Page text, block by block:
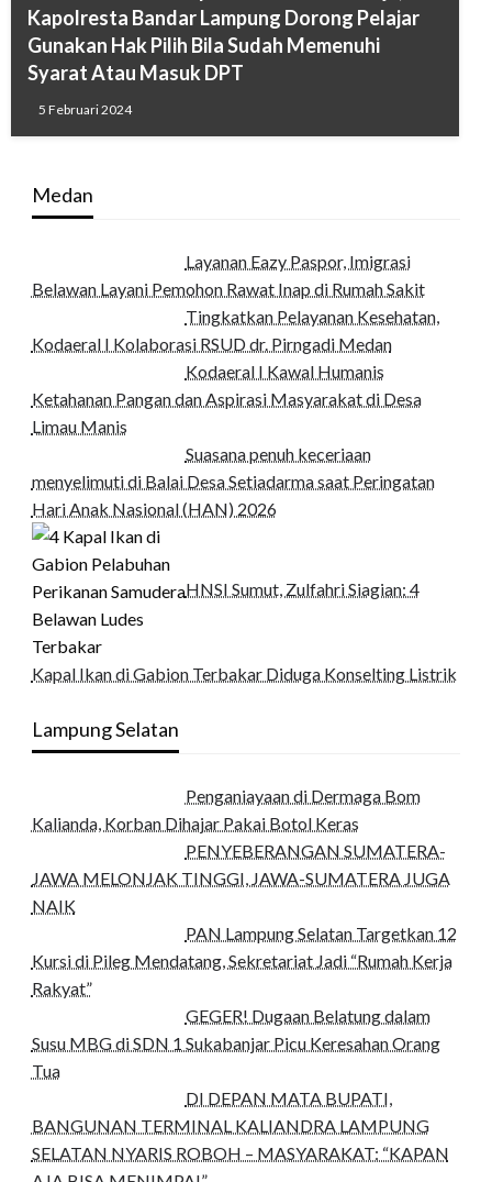
Kapolresta Bandar Lampung Dorong Pelajar
Gunakan Hak Pilih Bila Sudah Memenuhi
Syarat Atau Masuk DPT
5 Februari 2024
Medan
Layanan Eazy Paspor, Imigrasi
Belawan Layani Pemohon Rawat Inap di Rumah Sakit
Tingkatkan Pelayanan Kesehatan,
Kodaeral I Kolaborasi RSUD dr. Pirngadi Medan‎
Kodaeral I Kawal Humanis
Ketahanan Pangan dan Aspirasi Masyarakat di Desa
Limau Manis
Suasana penuh keceriaan
menyelimuti di Balai Desa Setiadarma saat Peringatan
Hari Anak Nasional (HAN) 2026
HNSI Sumut, Zulfahri Siagian: 4
Kapal Ikan di Gabion Terbakar Diduga Konselting Listrik
Lampung Selatan
Penganiayaan di Dermaga Bom
Kalianda, Korban Dihajar Pakai Botol Keras
PENYEBERANGAN SUMATERA-
JAWA MELONJAK TINGGI, JAWA-SUMATERA JUGA
NAIK
PAN Lampung Selatan Targetkan 12
Kursi di Pileg Mendatang, Sekretariat Jadi “Rumah Kerja
Rakyat”
GEGER! Dugaan Belatung dalam
Susu MBG di SDN 1 Sukabanjar Picu Keresahan Orang
Tua
DI DEPAN MATA BUPATI,
BANGUNAN TERMINAL KALIANDRA LAMPUNG
SELATAN NYARIS ROBOH – MASYARAKAT: “KAPAN